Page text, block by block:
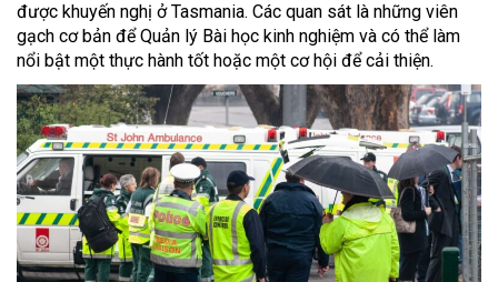
được khuyến nghị ở Tasmania. Các quan sát là những viên
gạch cơ bản để Quản lý Bài học kinh nghiệm và có thể làm
nổi bật một thực hành tốt hoặc một cơ hội để cải thiện.